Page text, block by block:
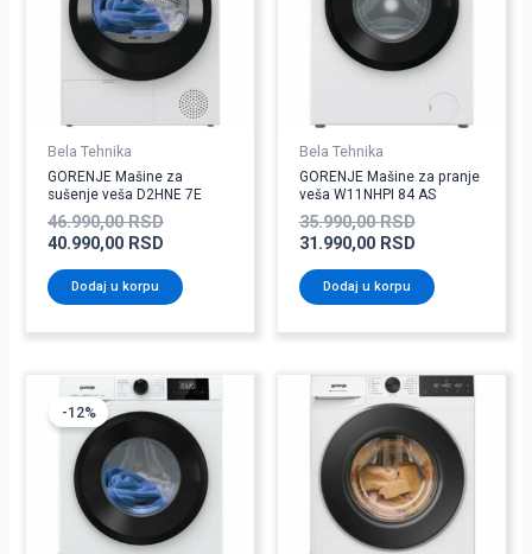
Bela Tehnika
GORENJE Mašine za
sušenje veša D2HNE 7E
46.990,00RSD
40.990,00 RSD
Dodaj u korpu
Bela Tehnika
GORENJE Mašine za pranje
veša W11NHPI 84 AS
35.990,00RSD
31.990,00 RSD
Dodaj u korpu
-12%
Originalna
cena
je
bila:
33.990,00 RSD.
Trenutna
cena
je:
29.990,00 RSD.